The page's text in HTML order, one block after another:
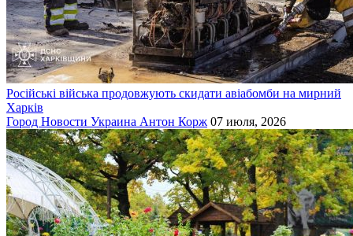
Російські війська продовжують скидати авіабомби на мирний
Харків
Город Новости Украина Антон Корж 07 июля, 2026